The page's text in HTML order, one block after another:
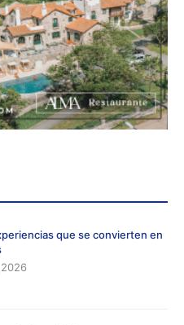
que se convierten en